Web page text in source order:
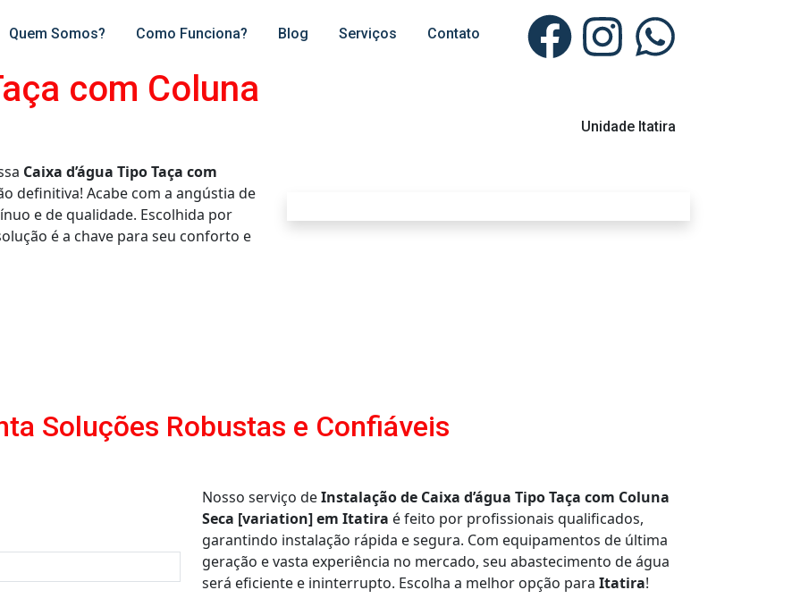
Quem Somos? Como Funciona? Blog Serviços Contato
Unidade Itatira
com Coluna
Caixa d’água Tipo Taça com
definitiva! Acabe com a angústia de
e de qualidade. Escolhida por
é a chave para seu conforto e
Soluções Robustas e Confiáveis
Nosso serviço deInstalação de Caixa d’água Tipo Taça com Coluna
Seca [variation] em Itatira é feito por profissionais qualificados,
garantindo instalação rápida e segura. Com equipamentos de última
geração e vasta experiência no mercado, seu abastecimento de água
será eficiente e ininterrupto. Escolha a melhor opção para Itatira!